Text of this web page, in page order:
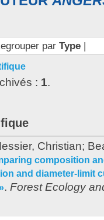
par Type|
: 1.
Christian;
composition
and diameter-limit
. Forest Ecology